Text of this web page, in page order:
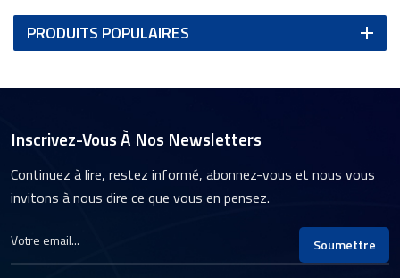
PRODUITS POPULAIRES
Inscrivez-Vous À Nos Newsletters
Continuez à lire, restez informé, abonnez-vous et nous vous
invitons à nous dire ce que vous en pensez.
Soumettre